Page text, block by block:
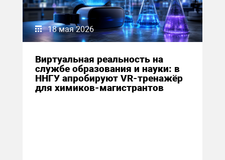
18 мая 2026
Виртуальная реальность на
службе образования и науки: в
ННГУ апробируют VR-тренажёр
для химиков-магистрантов